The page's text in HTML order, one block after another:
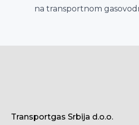
na transportnom
Transportgas Srbija d.o.o.